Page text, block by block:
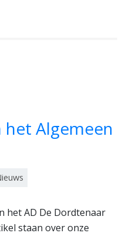
Algemeen
het AD De Dordtenaar
staan over onze